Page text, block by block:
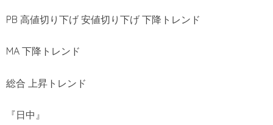
PB 高値切り下げ 安値切り下げ 下降トレンド
MA 下降トレンド
総合 上昇トレンド
『日中』